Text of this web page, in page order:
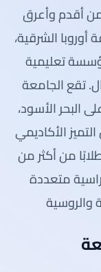
أقدم وأعرق
الشرقية،
لتكون مؤسسة تعليمية
تقع الجامعة
البحر الأسود،
الأكاديمي
من أكثر من
متعددة
والروسية